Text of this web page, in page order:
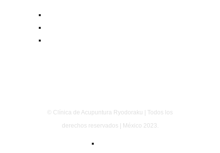
© Clínica de Acupuntura Ryodoraku | Todos los
derechos reservados | México 2023.